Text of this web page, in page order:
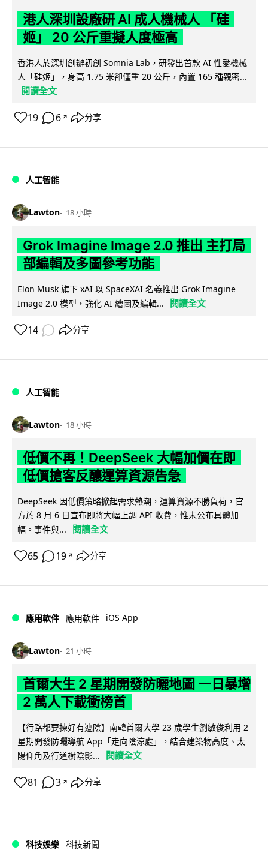
港人深圳設廠研 AI 成人機械人 「硅
姬」 20 公斤重擬人度極高
香港人於深圳創辦初創 Somnia Lab，研發出首款 AI 性愛機械
人「硅姬」，身高 1.75 米卻僅重 20 公斤，內置 165 種親密...
閱讀全文
19 6 ↗ 分享
人工智能
Lawton 18 小時
Grok Imagine Image 2.0 推出 主打局
部編輯及多圖參考功能
Elon Musk 旗下 xAI 以 SpaceXAI 名義推出 Grok Imagine
Image 2.0 模型，強化 AI 繪圖及編輯...
閱讀全文
14 分享
人工智能
Lawton 18 小時
低價不再！DeepSeek 大幅加價在即
低價搶客反釀運算資源告急
DeepSeek 因低價策略掀起需求熱潮，運算資源不勝負荷，官
方於 8 月 6 日宣布即將大幅上調 API 收費，惟未公布具體加
幅。事件與...
閱讀全文
65 19 ↗ 分享
應用軟件 應用軟件 iOS App
Lawton 21 小時
首爾大生 2 星期開發防曬地圖 一日暴增
2 萬人下載衝榜首
【行路都要揀好有遮陰】南韓首爾大學 23 歲學生劉敏俊利用 2
星期開發防曬導航 App「走向陰涼處」，結合建築物高度、太
陽仰角及行道樹陰影...
閱讀全文
81 3 ↗ 分享
科技娛樂 科技新聞